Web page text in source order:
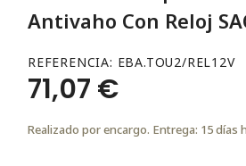
Antivaho Con Reloj
REFERENCIA EBA.TOU2/REL12V
71,07 €
Realizado por encargo. Entrega: 15 días